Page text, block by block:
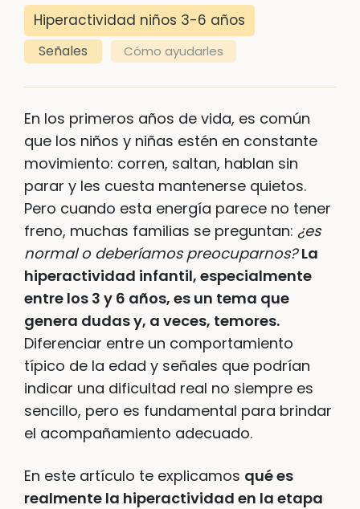
Hiperactividad niños 3-6 años
Señales Cómo ayudarles
En los primeros años de vida, es común
que los niños y niñas estén en constante
movimiento: corren, saltan, hablan sin
parar y les cuesta mantenerse quietos.
Pero cuando esta energía parece no tener
freno, muchas familias se preguntan: ¿es
normal o deberíamos preocuparnos? La
hiperactividad infantil, especialmente
entre los 3 y 6 años, es un tema que
genera dudas y, a veces, temores.
Diferenciar entre un comportamiento
típico de la edad y señales que podrían
indicar una dificultad real no siempre es
sencillo, pero es fundamental para brindar
el acompañamiento adecuado.
En este artículo te explicamos qué es
realmente la hiperactividad en la etapa